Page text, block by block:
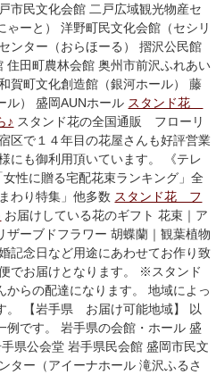
市民文化会館 二戸広域観光物産セ
ゃーと） 洋野町民文化会館（セシリ
ンター（おらほーる） 摺沢公民館
田町農林会館 奥州市前沢ふれあい
賀町文化創造館（銀河ホール） 藤
ル） 盛岡AUNホール スタンド花
♪ スタンド花の全国通販 フローリ
区で１４年目の花屋さんも好評営業
にも御利用頂いています。 《テレ
性に贈る宅配花束ランキング」全
わり特集」他多数 スタンド花 フ
お届けしている花のギフト 花束｜ア
ザーブドフラワー 胡蝶蘭｜観葉植物
記念日など用途にあわせてお作り致
でお届けとなります。 ※スタンド
らの配達になります。 地域によっ
。 【岩手県 お届け可能地域】 以
例です。 岩手県の会館・ホール 盛
県公会堂 岩手県民会館 盛岡市民文
ター（アイーナホール 滝沢ふるさ